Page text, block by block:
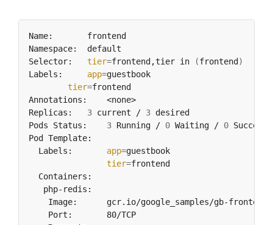
tier=frontend,tier in (frontend)
app=
tier=
3 current / 3
3 Running / 0 Waiting / 0
  Labels:
app=
tier=